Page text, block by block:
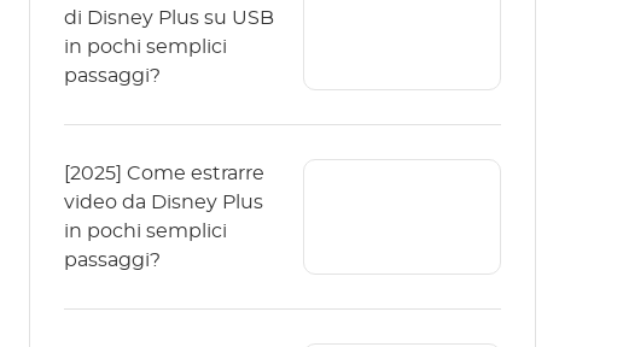
di Disney Plus su USB
in pochi semplici
passaggi?
[2025] Come estrarre
video da Disney Plus
in pochi semplici
passaggi?